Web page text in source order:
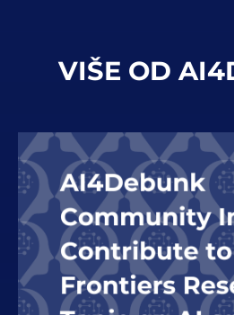
VIŠE OD